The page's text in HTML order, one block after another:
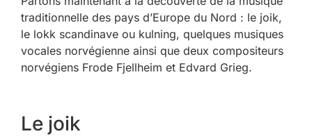
traditionnelle des pays d’Europe du Nord : le joik,
le lokk scandinave ou kulning, quelques musiques
vocales norvégienne ainsi que deux compositeurs
norvégiens Frode Fjellheim et Edvard Grieg.
Le joik